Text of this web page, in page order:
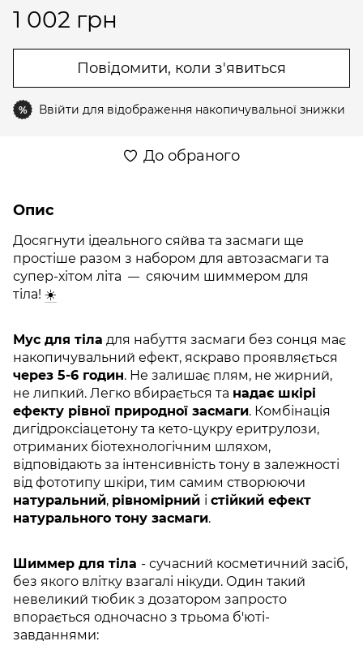
1 002 грн
Повідомити, коли з'явиться
% Ввійти для відображення накопичувальної знижки
До обраного
Опис
Досягнути ідеального сяйва та засмаги ще
простіше разом з набором для автозасмаги та
супер-хітом літа — сяючим шиммером для
тіла! ☀️
Мус для тіла для набуття засмаги без сонця має
накопичувальний ефект, яскраво проявляється
через 5-6 годин. Не залишає плям, не жирний,
не липкий. Легко вбирається та надає шкірі
ефекту рівної природної засмаги. Комбінація
дигідроксіацетону та кето-цукру еритрулози,
отриманих біотехнологічним шляхом,
відповідають за інтенсивність тону в залежності
від фототипу шкіри, тим самим створюючи
натуральний, рівномірний і стійкий ефект
натурального тону засмаги.
Шиммер для тіла - сучасний косметичний засіб,
без якого влітку взагалі нікуди. Один такий
невеликий тюбик з дозатором запросто
впорається одночасно з трьома б'юті-
завданнями: